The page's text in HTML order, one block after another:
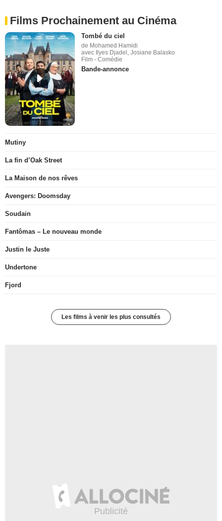
Films Prochainement au Cinéma
Tombé du ciel
de Mohamed Hamidi
avec Ilyes Djadel, Josiane Balasko
Film - Comédie
Bande-annonce
Mutiny
La fin d’Oak Street
La Maison de nos rêves
Avengers: Doomsday
Soudain
Fantômas – Le nouveau monde
Justin le Juste
Undertone
Fjord
Les films à venir les plus consultés